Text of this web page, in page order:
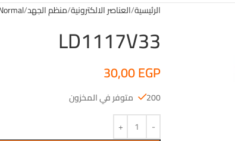
الرئيسية العناصر الالكترونية منظم الجهد
LD1117V33
30,00EGP
200 متوفر في المخزون